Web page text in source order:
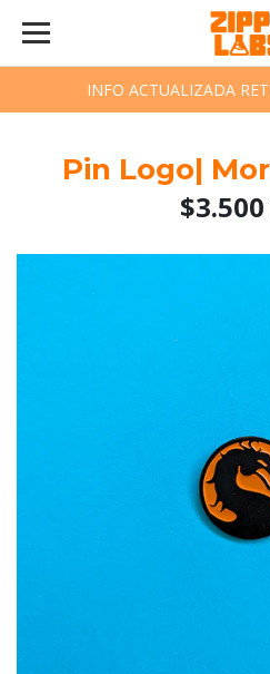
INFO ACTUALIZADA
Pin Logo|
$3.500